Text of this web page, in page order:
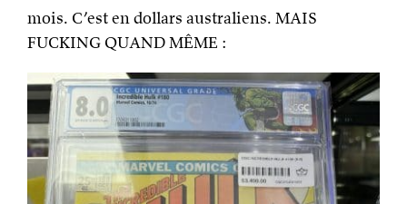
mois. C’est en dollars australiens. MAIS
FUCKING QUAND MÊME :